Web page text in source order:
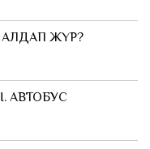
АЛДАП ЖҮР?
АВТОБУС